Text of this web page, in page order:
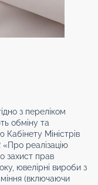
з переліком
обміну та
Міністрів
реалізацію
захист прав
ювелірні вироби з
(включаючи